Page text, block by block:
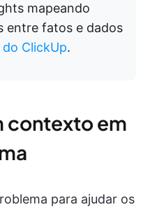
mapeando
entre fatos e dados
ClickUp.
contexto em
para ajudar os